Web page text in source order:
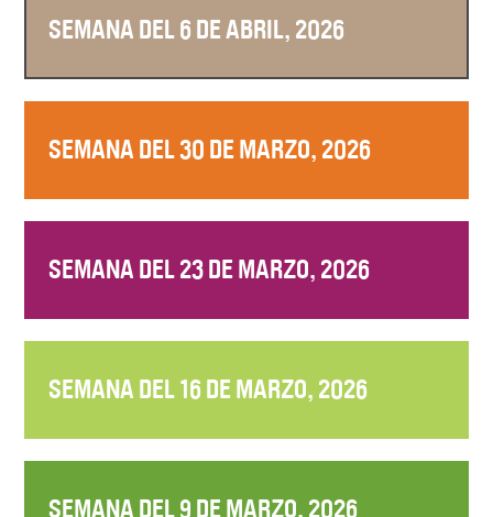
SEMANA DEL 6 DE ABRIL, 2026
SEMANA DEL 30 DE MARZO, 2026
SEMANA DEL 23 DE MARZO, 2026
SEMANA DEL 16 DE MARZO, 2026
SEMANA DEL 9 DE MARZO, 2026